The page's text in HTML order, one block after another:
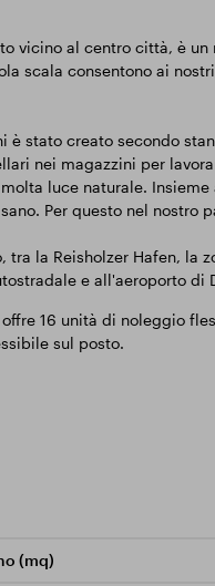
vicino al centro città, è
scala consentono ai
è stato creato secondo
nei magazzini per
luce naturale.
Per questo nel
tra la Reisholzer Hafen,
e all'aeroporto di
16 unità di noleggio
sul posto.
(mq)